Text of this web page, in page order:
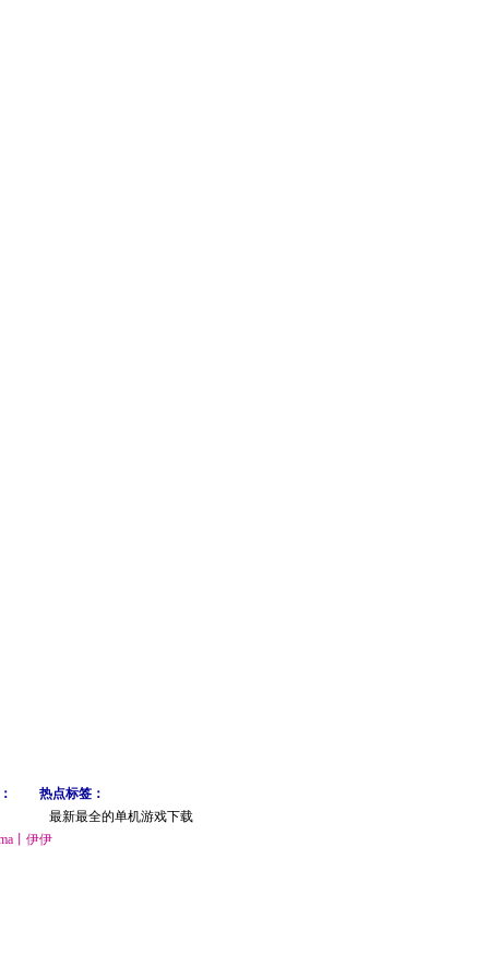
热点标签：
最新最全的单机游戏下载
丨伊伊